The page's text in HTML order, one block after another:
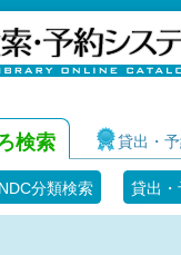
検索 貸出・
NDC分類検索 貸出